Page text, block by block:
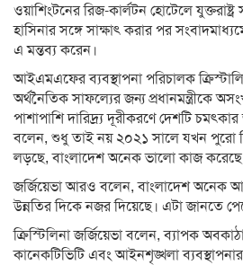
ওয়াশিংটনের রিজ-কার্লটন হোটেলে যুক্তরাষ্ট্র
হাসিনার সঙ্গে সাক্ষাৎ করার পর
এ মন্তব্য করেন।
আইএমএফের ব্যবস্থাপনা পরিচালক
অর্থনৈতিক সাফল্যের জন্য প্রধানমন্ত্রীকে
পাশাপাশি দারিদ্র্য দূরীকরণে দেশটি
বলেন, শুধু তাই নয় ২০২১ সালে যখন পুরো
লড়ছে, বাংলাদেশ অনেক ভালো কাজ
জর্জিয়েভা আরও বলেন, বাংলাদেশ অনেক
উন্নতির দিকে নজর দিয়েছে। এটা জানতে
ক্রিস্টিলিনা জর্জিয়েভা বলেন, ব্যাপক
কানেকটিভিটি এবং আইনশৃঙ্খলা